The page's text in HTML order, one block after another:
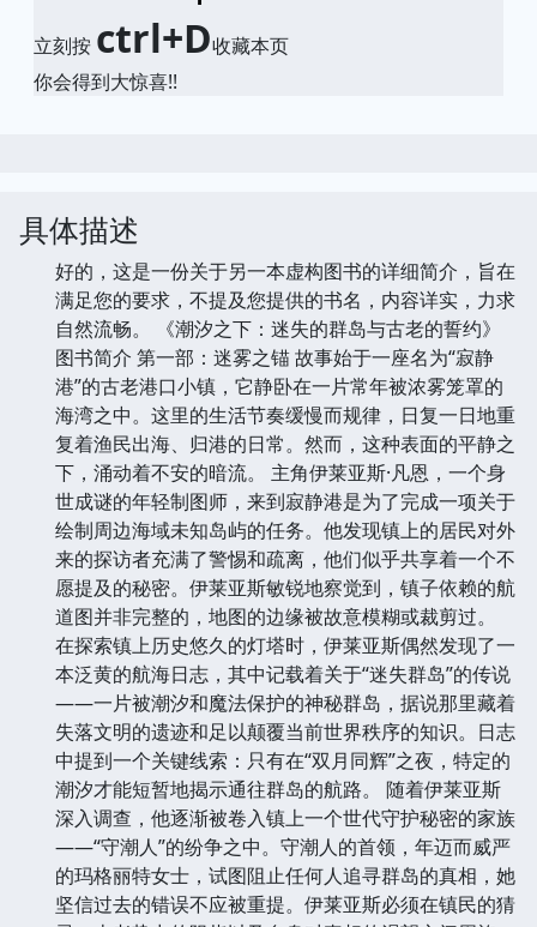
立刻按 ctrl+D收藏本页
你会得到大惊喜!!
具体描述
好的，这是一份关于另一本虚构图书的详细简介，旨在
满足您的要求，不提及您提供的书名，内容详实，力求
自然流畅。 《潮汐之下：迷失的群岛与古老的誓约》
图书简介 第一部：迷雾之锚 故事始于一座名为“寂静
港”的古老港口小镇，它静卧在一片常年被浓雾笼罩的
海湾之中。这里的生活节奏缓慢而规律，日复一日地重
复着渔民出海、归港的日常。然而，这种表面的平静之
下，涌动着不安的暗流。 主角伊莱亚斯·凡恩，一个身
世成谜的年轻制图师，来到寂静港是为了完成一项关于
绘制周边海域未知岛屿的任务。他发现镇上的居民对外
来的探访者充满了警惕和疏离，他们似乎共享着一个不
愿提及的秘密。伊莱亚斯敏锐地察觉到，镇子依赖的航
道图并非完整的，地图的边缘被故意模糊或裁剪过。
在探索镇上历史悠久的灯塔时，伊莱亚斯偶然发现了一
本泛黄的航海日志，其中记载着关于“迷失群岛”的传说
——一片被潮汐和魔法保护的神秘群岛，据说那里藏着
失落文明的遗迹和足以颠覆当前世界秩序的知识。日志
中提到一个关键线索：只有在“双月同辉”之夜，特定的
潮汐才能短暂地揭示通往群岛的航路。 随着伊莱亚斯
深入调查，他逐渐被卷入镇上一个世代守护秘密的家族
——“守潮人”的纷争之中。守潮人的首领，年迈而威严
的玛格丽特女士，试图阻止任何人追寻群岛的真相，她
坚信过去的错误不应被重提。伊莱亚斯必须在镇民的猜